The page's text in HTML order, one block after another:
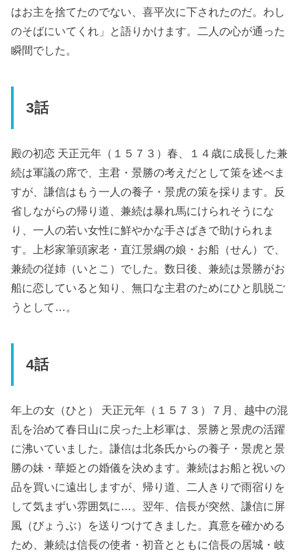
はお主を捨てたのでない、喜平次に下されたのだ。わし
のそばにいてくれ」と語りかけます。二人の心が通った
瞬間でした。
3話
殿の初恋 天正元年（１５７３）春、１４歳に成長した兼
続は軍議の席で、主君・景勝の考えだとして策を述べま
すが、謙信はもう一人の養子・景虎の策を採ります。反
省しながらの帰り道、兼続は暴れ馬にけられそうにな
り、一人の若い女性に鮮やかな手さばきで助けられま
す。上杉家筆頭家老・直江景綱の娘・お船（せん）で、
兼続の従姉（いとこ）でした。数日後、兼続は景勝がお
船に恋していると知り、無口な主君のためにひと肌脱ご
うとして…。
4話
年上の女（ひと） 天正元年（１５７３）７月、越中の混
乱を治めて春日山に戻った上杉軍は、景勝と景虎の活躍
に沸いていました。謙信は北条氏からの養子・景虎と景
勝の妹・華姫との婚儀を決めます。兼続はお船と祝いの
品を買いに遠出しますが、帰り道、二人きりで雨宿りを
して気まずい雰囲気に…。翌年、信長が突然、謙信に屏
風（びょうぶ）を送りつけてきました。真意を確かめる
ため、兼続は信長の使者・初音とともに信長の居城・岐